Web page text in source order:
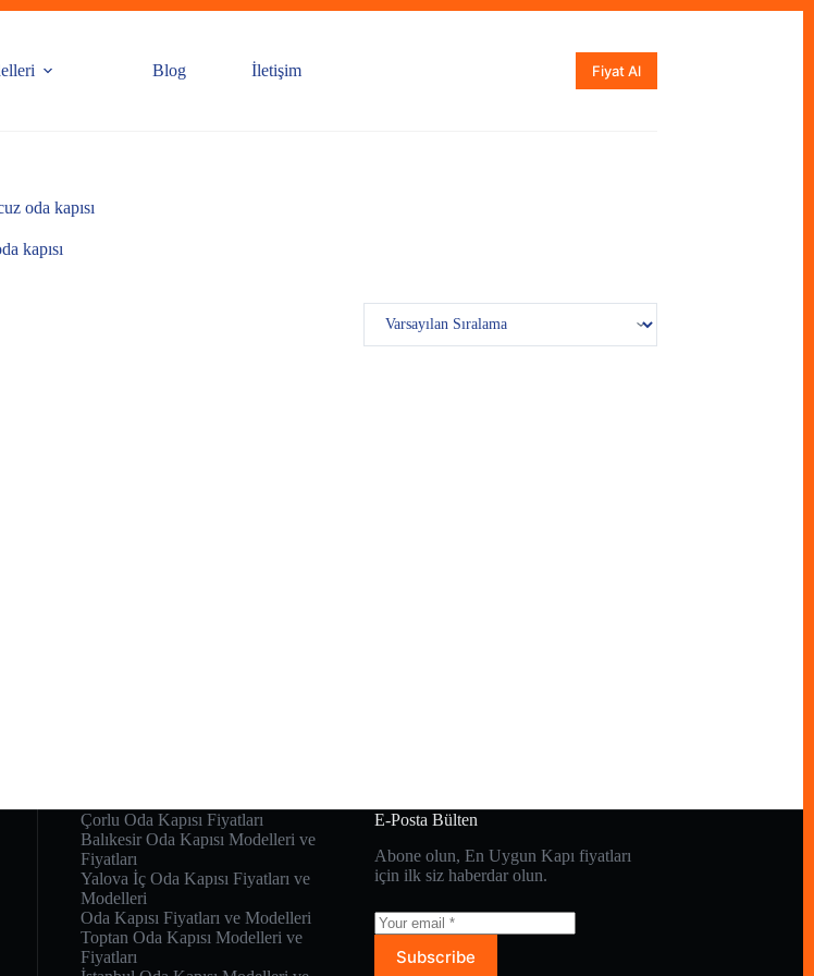
Blog İletişim Fiyat Al
oda kapısı
kapısı
Çorlu Oda Kapısı Fiyatları
Balıkesir Oda Kapısı Modelleri ve
Fiyatları
Yalova İç Oda Kapısı Fiyatları ve
Modelleri
Oda Kapısı Fiyatları ve Modelleri
Toptan Oda Kapısı Modelleri ve
Fiyatları
E-Posta Bülten
Abone olun, En Uygun Kapı fiyatları
için ilk siz haberdar olun.
Subscribe